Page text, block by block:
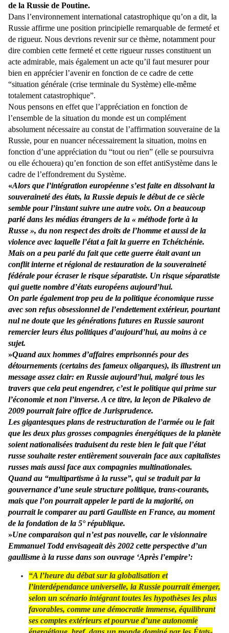
de la Russie de Poutine.
Dans l’environnement international catastrophique qu’on a dit, la
Russie affirme une position principielle remarquable de fermeté et
de rigueur. Nous devrions revenir sur ce thème, notamment pour
dire combien cette fermeté et cette rigueur russes constituent un
acte admirable, mais également un acte qu’il faut mesurer pour
bien en apprécier l’avenir en fonction de ce cadre de cette
“situation générale (crise terminale du Système) elle-même
totalement catastrophique”.
Nous pensons en effet que l’appréciation en fonction de
l’ensemble de la situation du monde est un complément
absolument nécessaire au constat de l’affirmation souveraine de la
Russie, pour en nuancer nécessairement la situation, moins en
fonction d’une appréciation du “tout ou rien” (elle se poursuivra
ou elle échouera) qu’en fonction de son effet antiSystème dans le
cadre de l’effondrement du Système.
«Alors que l’intégration européenne s’est faite en dissolvant la
souveraineté des états, la Russie depuis le début de ce siècle
semble pour l’instant suivre une autre voix. On a beaucoup
parlé dans les médias étrangers de la « méthode forte à la
Russe », du non respect des droits de l’homme et aussi de la
violence avec laquelle l’état a fait la guerre en Tchétchénie.
Mais on a peu parlé du fait que cette guerre était avant un
conflit interne et régional de restauration de la souveraineté
fédérale pour écraser le risque séparatiste. Un risque séparatiste
qui guette nombre d’états européens aujourd’hui.
On parle également trop peu de la politique économique russe
avec son refus obsessionnel de l’endettement extérieur, pourtant
nul ne doute que les générations futures en Russie sauront
remercier leurs élus politiques d’aujourd’hui, au moins à ce
sujet.
»Quand aux hommes d’affaires emprisonnés pour des
détournements (certains des fameux oligarques), ils illustrent un
message assez clair: en Russie aujourd’hui, malgré tous les
travers que cela peut engendrer, c’est le politique qui prime sur
l’économie et non l’inverse. A ce titre, la leçon de Pikalevo de
2009 pourrait faire office de Jurisprudence.
Les gigantesques plans de restructuration de l’armée ou le fait
que les deux plus grosses compagnies énergétiques de la planète
soient nationalisées traduisent du reste bien le fait que l’état
russe souhaite rester entièrement souverain face aux capitalistes
russes mais aussi face aux compagnies multinationales.
Quand au “multipartisme à la russe”, qui se traduit par la
gouvernance d’une seule structure politique, trans-courants,
mais que l’on pourrait appeler le parti de la majorité, on
pourrait le comparer au parti Gaulliste en France, au moment
de la fondation de la 5° république.
»Une comparaison qui n’est pas nouvelle, car le visionnaire
Emmanuel Todd envisageait dès 2002 cette perspective d’un
gaullisme à la russe dans son ouvrage ‘Après l’empire’:
“A l’heure du débat sur la globalisation et
l’interdépendance universelle, la Russie pourrait émerger,
selon un scénario intégrant toutes les hypothèses les plus
favorables, comme une démocratie immense, équilibrant
ses comptes extérieurs et pourvue d’une autonomie